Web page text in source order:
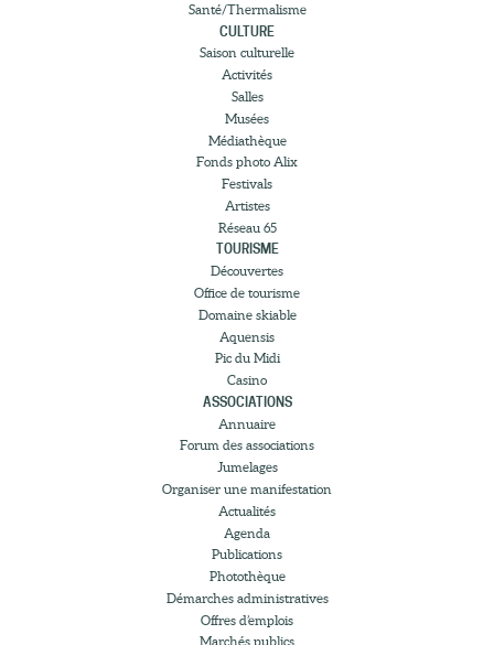
Santé/Thermalisme
CULTURE
Saison culturelle
Activités
Salles
Musées
Médiathèque
Fonds photo Alix
Festivals
Artistes
Réseau 65
TOURISME
Découvertes
Office de tourisme
Domaine skiable
Aquensis
Pic du Midi
Casino
ASSOCIATIONS
Annuaire
Forum des associations
Jumelages
Organiser une manifestation
Actualités
Agenda
Publications
Photothèque
Démarches administratives
Offres d’emplois
Marchés publics